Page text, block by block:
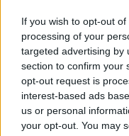
If you wish to opt-out
processing of your
targeted advertising by
section to confirm your
opt-out request is
interest-based ads
us or personal
your opt-out. You may
seguito della crisi
COVID-19 [con mo
agenzia delle
2.962 euro
2022-04-13
Regime
COVID 19 (Artt. 54 -